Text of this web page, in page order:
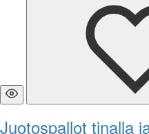
Juotospallot tinalla